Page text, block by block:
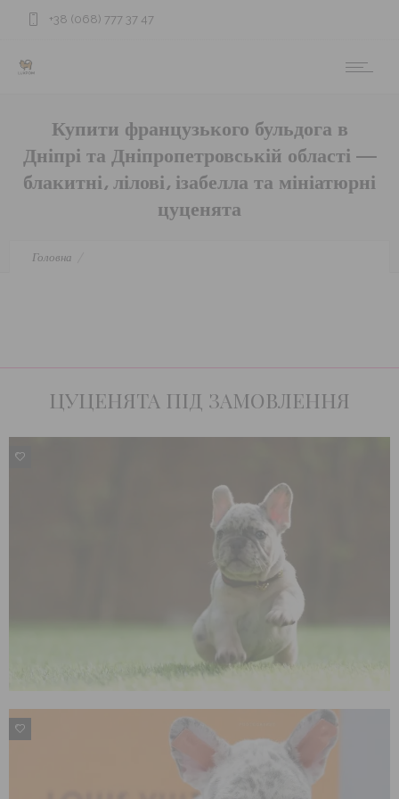
+38 (068) 777 37 47
Купити французького бульдога в
Дніпрі та Дніпропетровській області —
блакитні, лілові, ізабелла та мініатюрні
цуценята
Головна
ЦУЦЕНЯТА ПІД ЗАМОВЛЕННЯ
0
0